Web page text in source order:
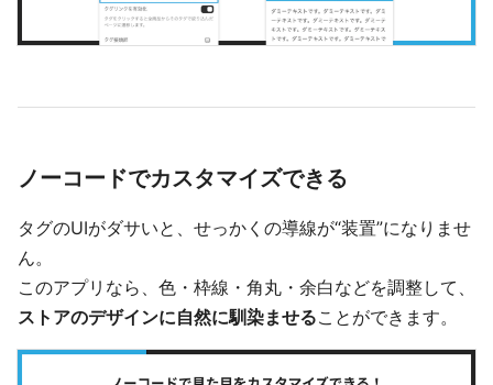
ノーコードでカスタマイズできる
タグのUIがダサいと、せっかくの導線が“装置”になりませ
ん。
このアプリなら、色・枠線・角丸・余白などを調整して、
ストアのデザインに自然に馴染ませることができます。